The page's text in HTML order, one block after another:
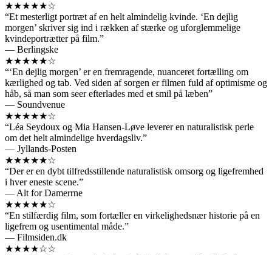
★★★★★☆
“Et mesterligt portræt af en helt almindelig kvinde. ‘En dejlig
morgen’ skriver sig ind i rækken af stærke og uforglemmelige
kvindeportrætter på film.”
— Berlingske
★★★★★☆
“‘En dejlig morgen’ er en fremragende, nuanceret fortælling om
kærlighed og tab. Ved siden af sorgen er filmen fuld af optimisme og
håb, så man som seer efterlades med et smil på læben”
— Soundvenue
★★★★★☆
“Léa Seydoux og Mia Hansen-Løve leverer en naturalistisk perle
om det helt almindelige hverdagsliv.”
— Jyllands-Posten
★★★★★☆
“Der er en dybt tilfredsstillende naturalistisk omsorg og ligefremhed
i hver eneste scene.”
— Alt for Damerrne
★★★★★☆
“En stilfærdig film, som fortæller en virkelighedsnær historie på en
ligefrem og usentimental måde.”
— Filmsiden.dk
★★★★☆☆